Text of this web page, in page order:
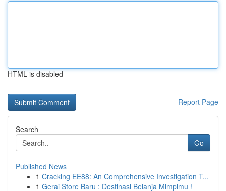
HTML is disabled
Report Page
Search
Go
Published News
1 Cracking EE88: An Comprehensive Investigation T...
1 Gerai Store Baru : Destinasi Belanja Mimpimu !